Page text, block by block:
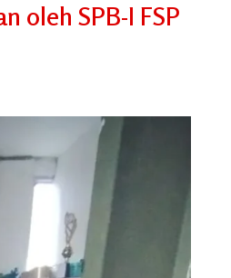
oleh SPB-I FSP